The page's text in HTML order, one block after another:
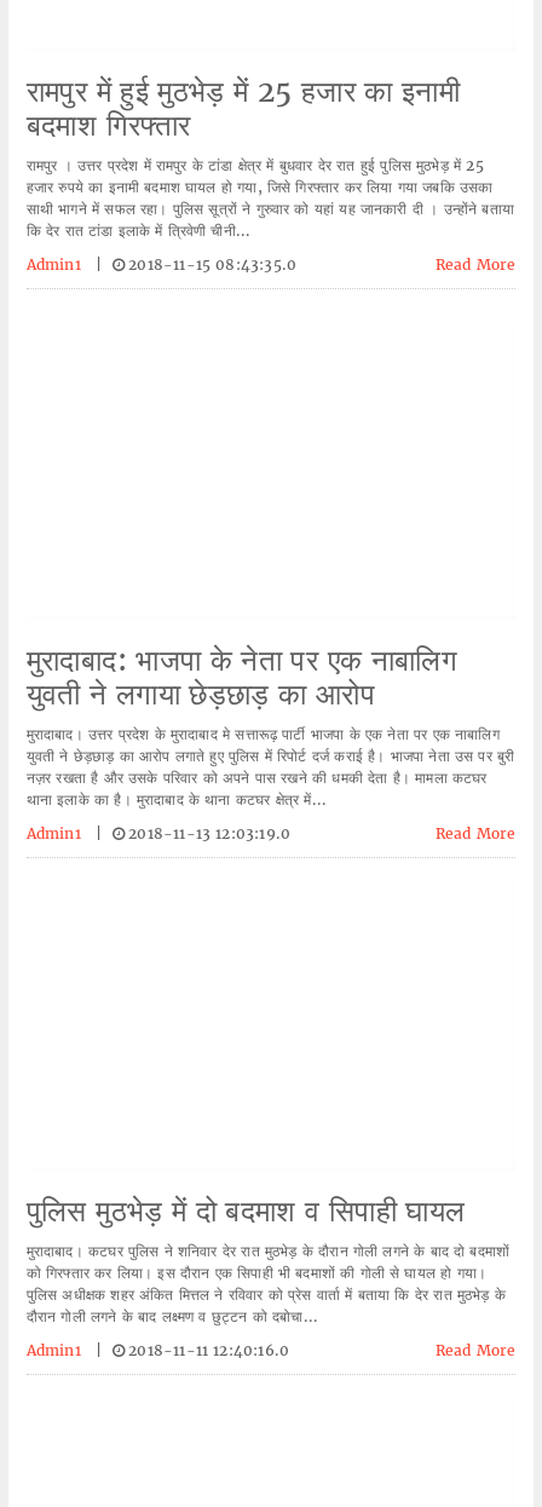
रामपुर में हुई मुठभेड़ में 25 हजार का इनामी
बदमाश गिरफ्तार
रामपुर । उत्तर प्रदेश में रामपुर के टांडा क्षेत्र में बुधवार देर रात हुई पुलिस मुठभेड़ में 25
हजार रुपये का इनामी बदमाश घायल हो गया, जिसे गिरफ्तार कर लिया गया जबकि उसका
साथी भागने में सफल रहा। पुलिस सूत्रों ने गुरुवार को यहां यह जानकारी दी । उन्होंने बताया
कि देर रात टांडा इलाके में त्रिवेणी चीनी...
Admin1
2018-11-15 08:43:35.0 Read More
मुरादाबाद: भाजपा के नेता पर एक नाबालिग
युवती ने लगाया छेड़छाड़ का आरोप
मुरादाबाद। उत्तर प्रदेश के मुरादाबाद मे सत्तारूढ़ पार्टी भाजपा के एक नेता पर एक नाबालिग
युवती ने छेड़छाड़ का आरोप लगाते हुए पुलिस में रिपोर्ट दर्ज कराई है। भाजपा नेता उस पर बुरी
नज़र रखता है और उसके परिवार को अपने पास रखने की धमकी देता है। मामला कटघर
थाना इलाके का है। मुरादाबाद के थाना कटघर क्षेत्र में...
Admin1
2018-11-13 12:03:19.0 Read More
पुलिस मुठभेड़ में दो बदमाश व सिपाही घायल
मुरादाबाद। कटघर पुलिस ने शनिवार देर रात मुठभेड़ के दौरान गोली लगने के बाद दो बदमाशों
को गिरफ्तार कर लिया। इस दौरान एक सिपाही भी बदमाशों की गोली से घायल हो गया।
पुलिस अधीक्षक शहर अंकित मित्तल ने रविवार को प्रेस वार्ता में बताया कि देर रात मुठभेड़ के
दौरान गोली लगने के बाद लक्ष्मण व छुट्टन को दबोचा...
Admin1
2018-11-11 12:40:16.0 Read More